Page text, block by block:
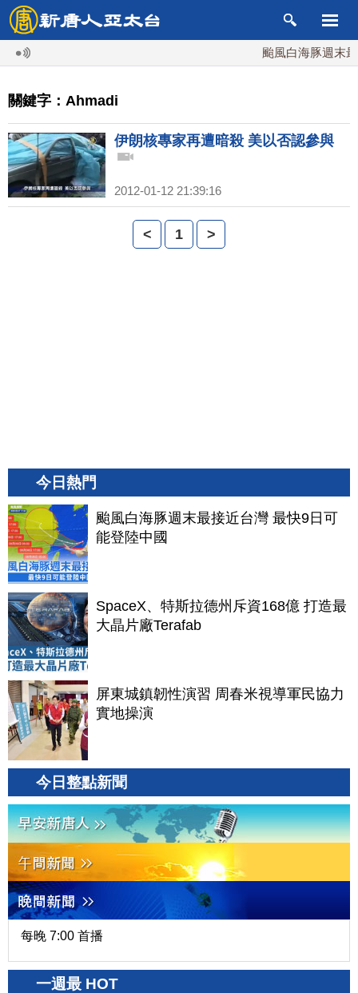
颱風白海豚週末最
關鍵字：Ahmadi
伊朗核專家再遭暗殺 美以否認參與
2012-01-12 21:39:16
< 1 >
今日熱門
颱風白海豚週末最接近台灣 最快9日可
能登陸中國
SpaceX、特斯拉德州斥資168億 打造最
大晶片廠Terafab
屏東城鎮韌性演習 周春米視導軍民協力
實地操演
今日整點新聞
每晚 7:00 首播
一週最 HOT